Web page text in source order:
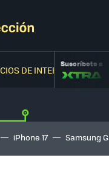
DE INTERNETSuscríbete a
iPhone 17 Samsung